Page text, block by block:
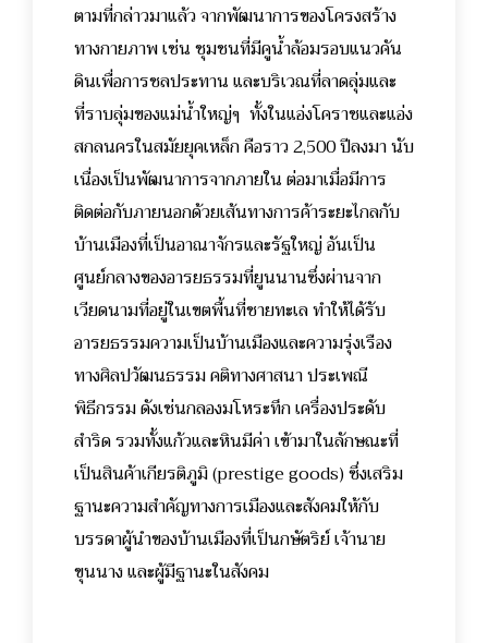
ตามที่กล่าวมาแล้ว จากพัฒนาการของโครงสร้าง
ทางกายภาพ เช่น ชุมชนที่มีคูน้ำล้อมรอบแนวคัน
ดินเพื่อการชลประทาน และบริเวณที่ลาดลุ่มและ
ที่ราบลุ่มของแม่น้ำใหญ่ๆ ทั้งในแอ่งโคราชและแอ่ง
สกลนครในสมัยยุคเหล็ก คือราว 2,500 ปีลงมา นับ
เนื่องเป็นพัฒนาการจากภายใน ต่อมาเมื่อมีการ
ติดต่อกับภายนอกด้วยเส้นทางการค้าระยะไกลกับ
บ้านเมืองที่เป็นอาณาจักรและรัฐใหญ่ อันเป็น
ศูนย์กลางของอารยธรรมที่ยูนนานซึ่งผ่านจาก
เวียดนามที่อยู่ในเขตพื้นที่ชายทะเล ทำให้ได้รับ
อารยธรรมความเป็นบ้านเมืองและความรุ่งเรือง
ทางศิลปวัฒนธรรม คติทางศาสนา ประเพณี
พิธีกรรม ดังเช่นกลองมโหระทึก เครื่องประดับ
สำริด รวมทั้งแก้วและหินมีค่า เข้ามาในลักษณะที่
เป็นสินค้าเกียรติภูมิ (prestige goods) ซึ่งเสริม
ฐานะความสำคัญทางการเมืองและสังคมให้กับ
บรรดาผู้นำของบ้านเมืองที่เป็นกษัตริย์ เจ้านาย
ขุนนาง และผู้มีฐานะในสังคม